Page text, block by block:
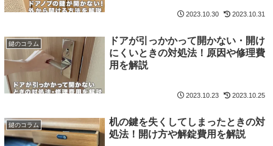
2023.10.30 2023.10.31
鍵のコラム
ドアが引っかかって開かない・開け
にくいときの対処法！原因や修理費
用を解説
2023.10.23 2023.10.25
鍵のコラム
机の鍵を失くしてしまったときの対
処法！開け方や解錠費用を解説